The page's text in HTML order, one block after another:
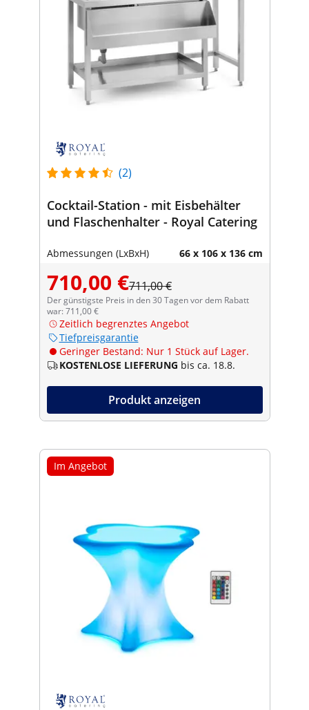
(2)
Cocktail-Station - mit Eisbehälter
und Flaschenhalter - Royal Catering
Abmessungen (LxBxH) 66 x 106 x 136 cm
710,00 €711,00 €
Der günstigste Preis in den 30 Tagen vor dem Rabatt
war: 711,00 €
Zeitlich begrenztes Angebot
Tiefpreisgarantie
Geringer Bestand: Nur 1 Stück auf Lager.
KOSTENLOSE LIEFERUNG bis ca. 18.8.
Produkt anzeigen
Im Angebot